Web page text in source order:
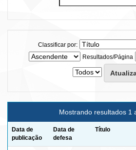
Classificar por:
Resultados/Página
Mostrando resultados 1
Data de
publicação
Data de
defesa
Título